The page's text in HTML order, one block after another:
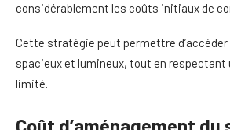
considérablement les coûts initiaux de
Cette stratégie peut permettre d’accéder
spacieux et lumineux, tout en respectant
limité.